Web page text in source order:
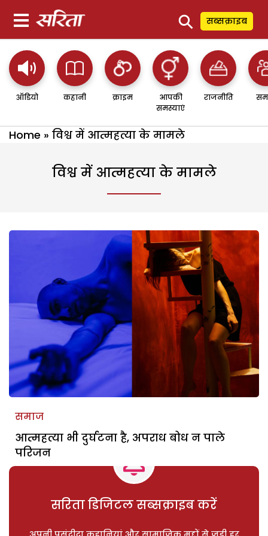
⚲ सब्सक्राइब
ऑडियो कहानी क्राइम
आपकी
समस्याएं
राजनीति
Home » विश्व में आत्महत्या के मामले
विश्व में आत्महत्या के मामले
समाज
आत्महत्या भी दुर्घटना है, अपराध बोध न पाले
परिजन
सरिता डिजिटल सब्सक्राइब करें